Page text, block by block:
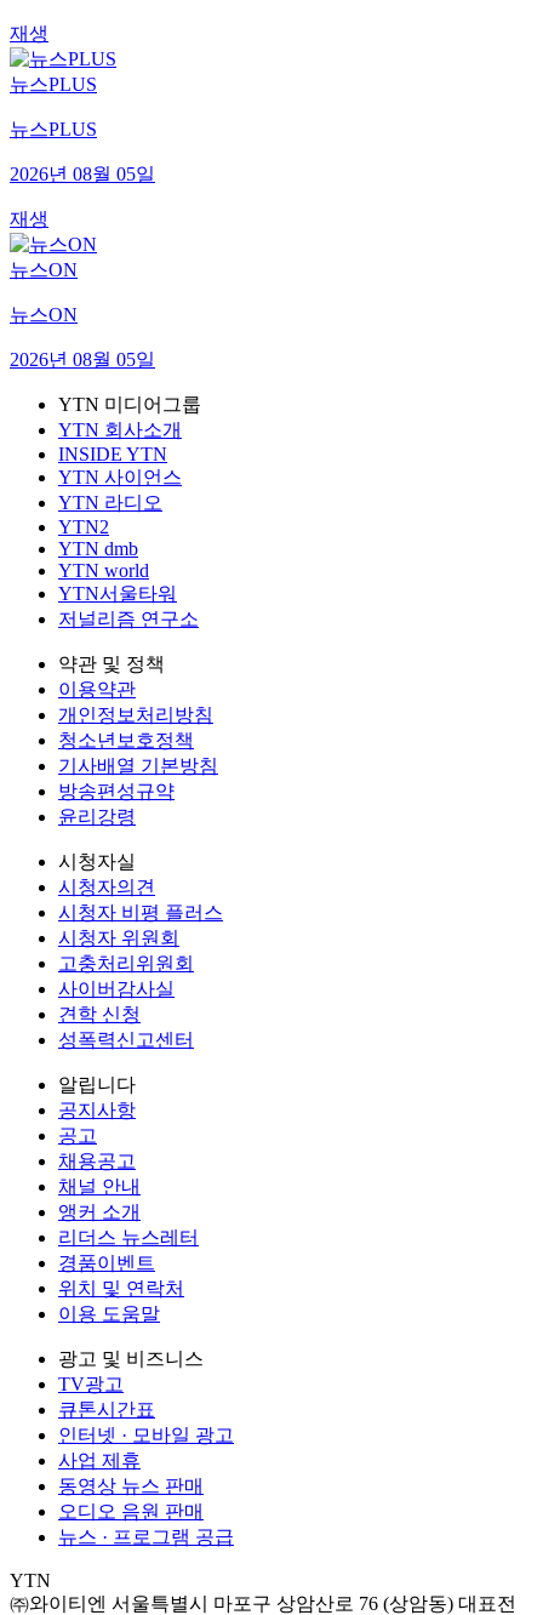
재생
뉴스PLUS
뉴스PLUS
2026년 08월 05일
재생
뉴스ON
뉴스ON
2026년 08월 05일
YTN 미디어그룹
YTN 회사소개
INSIDE YTN
YTN 사이언스
YTN 라디오
YTN2
YTN dmb
YTN world
YTN서울타워
저널리즘 연구소
약관 및 정책
이용약관
개인정보처리방침
청소년보호정책
기사배열 기본방침
방송편성규약
윤리강령
시청자실
시청자의견
시청자 비평 플러스
시청자 위원회
고충처리위원회
사이버감사실
견학 신청
성폭력신고센터
알립니다
공지사항
공고
채용공고
채널 안내
앵커 소개
리더스 뉴스레터
경품이벤트
위치 및 연락처
이용 도움말
광고 및 비즈니스
TV광고
큐톤시간표
인터넷 · 모바일 광고
사업 제휴
동영상 뉴스 판매
오디오 음원 판매
뉴스 · 프로그램 공급
YTN
㈜와이티엔 서울특별시 마포구 상암산로 76 (상암동) 대표전